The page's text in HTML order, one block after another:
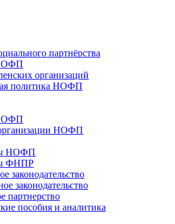
партнёрства
организаций
политика НОФП
НОФП
НОФП
ФНПР
законодательство
законодательство
партнерство
пособия и аналитика